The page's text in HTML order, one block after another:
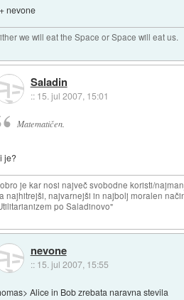
nevone
we will eat the Space or Space will eat us.
Saladin
:: 15. jul 2007, 15:01
Matematičen.
je?
je kar nosi največ svobodne koristi/
najhitrejši, najvarnejši in najbolj moralen
po Saladinovo"
nevone
:: 15. jul 2007, 15:55
Alice in Bob zrebata naravna stevila